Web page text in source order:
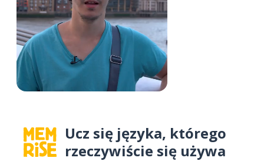
Ucz się języka, którego
rzeczywiście się używa